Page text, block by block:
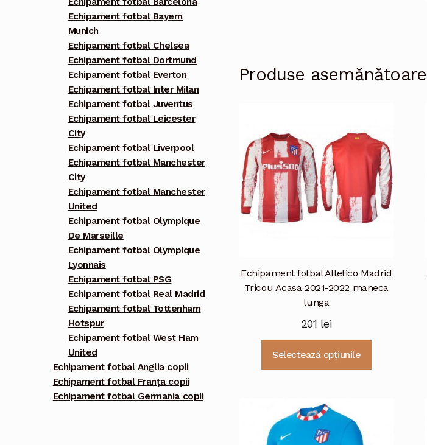
Produse asemănătoare
Echipament fotbal Atletico Madrid
Tricou Acasa 2021-2022 maneca
lunga
201 lei
Selectează opțiunile
Echipament fotbal Bayern
Munich
Echipament fotbal Chelsea
Echipament fotbal Dortmund
Echipament fotbal Everton
Echipament fotbal Inter Milan
Echipament fotbal Juventus
Echipament fotbal Leicester
City
Echipament fotbal Liverpool
Echipament fotbal Manchester
City
Echipament fotbal Manchester
United
Echipament fotbal Olympique
De Marseille
Echipament fotbal Olympique
Lyonnais
Echipament fotbal PSG
Echipament fotbal Real Madrid
Echipament fotbal Tottenham
Hotspur
Echipament fotbal West Ham
United
Echipament fotbal Anglia copii
Echipament fotbal Franța copii
Echipament fotbal Germania copii